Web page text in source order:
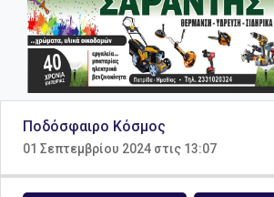
Ποδόσφαιρο Κόσμος
01 Σεπτεμβρίου 2024 στις 13:07